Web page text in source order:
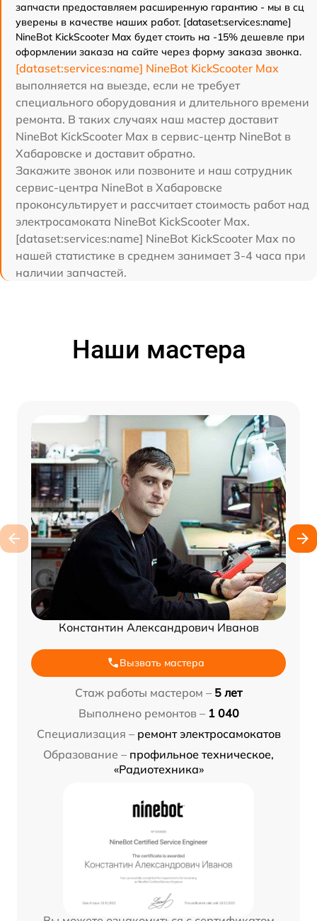
запчасти предоставляем расширенную гарантию - мы в сц
уверены в качестве наших работ. [dataset:services:name]
NineBot KickScooter Max будет стоить на -15% дешевле при
оформлении заказа на сайте через форму заказа звонка.
[dataset:services:name] NineBot KickScooter Max
выполняется на выезде, если не требует
специального оборудования и длительного времени
ремонта. В таких случаях наш мастер доставит
NineBot KickScooter Max в сервис-центр NineBot в
Хабаровске и доставит обратно.
Закажите звонок или позвоните и наш сотрудник
сервис-центра NineBot в Хабаровске
проконсультирует и рассчитает стоимость работ над
электросамоката NineBot KickScooter Max.
[dataset:services:name] NineBot KickScooter Max по
нашей статистике в среднем занимает 3-4 часа при
наличии запчастей.
Наши мастера
Константин Александрович Иванов
Вызвать мастера
Стаж работы мастером – 5 лет
Выполнено ремонтов – 1 040
Специализация – ремонт электросамокатов
Образование – профильное техническое,
«Радиотехника»